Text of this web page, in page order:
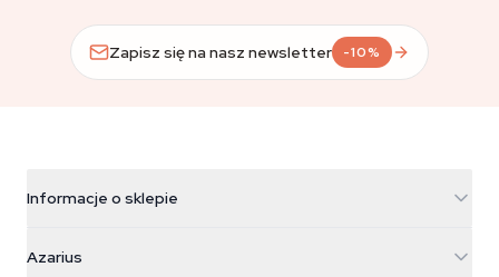
Zapisz się na nasz newsletter -10%
Informacje o sklepie
Galvaniweg 11
Azarius